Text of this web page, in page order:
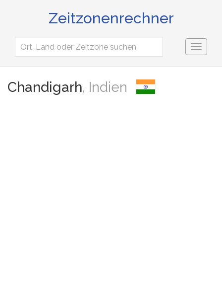
Zeitzonenrechner
Toggle
Chandigarh, Indien